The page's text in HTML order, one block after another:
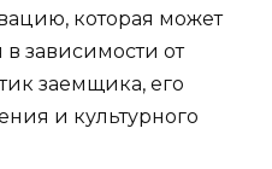
которая может
в зависимости от
заемщика, его
и культурного